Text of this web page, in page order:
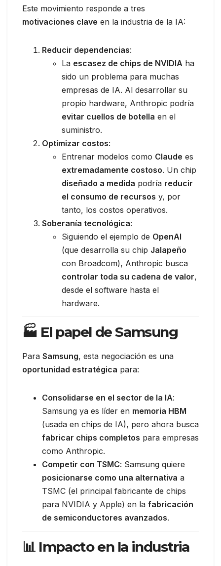
Este movimiento responde a tres
motivaciones clave en la industria de la IA:
Reducir dependencias:
La escasez de chips de NVIDIA ha
sido un problema para muchas
empresas de IA. Al desarrollar su
propio hardware, Anthropic podría
evitar cuellos de botella en el
suministro.
Optimizar costos:
Entrenar modelos como Claude es
extremadamente costoso. Un chip
diseñado a medida podría reducir
el consumo de recursos y, por
tanto, los costos operativos.
Soberanía tecnológica:
Siguiendo el ejemplo de OpenAI
(que desarrolla su chip Jalapeño
con Broadcom), Anthropic busca
controlar toda su cadena de valor,
desde el software hasta el
hardware.
🏭 El papel de Samsung
Para Samsung, esta negociación es una
oportunidad estratégica para:
Consolidarse en el sector de la IA:
Samsung ya es líder en memoria HBM
(usada en chips de IA), pero ahora busca
fabricar chips completos para empresas
como Anthropic.
Competir con TSMC: Samsung quiere
posicionarse como una alternativa a
TSMC (el principal fabricante de chips
para NVIDIA y Apple) en la fabricación
de semiconductores avanzados.
📊 Impacto en la industria